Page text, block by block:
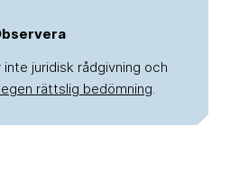
inte juridisk rådgivning och
rättslig bedömning.